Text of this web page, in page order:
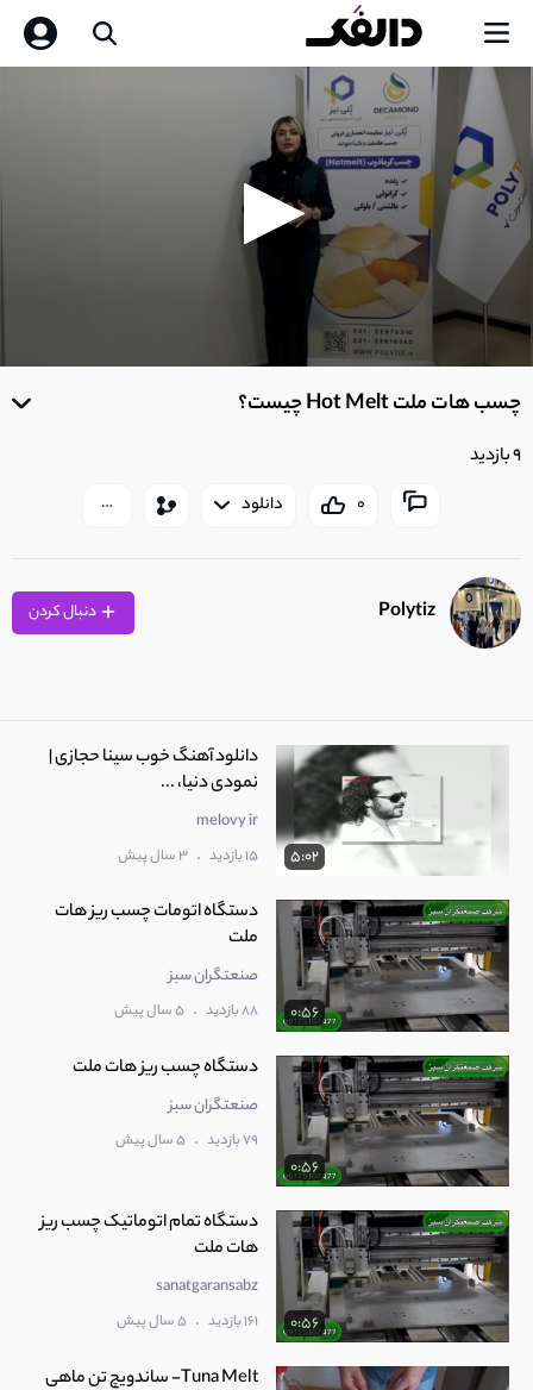
0
of چسب هات ملت Hot Melt چیست؟
9 بازدید
0 دانلود
Polytiz
5:02
دانلود آهنگ خوب سینا حجازی |
نمودی دنیا، ...
melovy ir
15 بازدید . 3 سال پیش
0:56
دستگاه اتومات چسب ریز هات
ملت
صنعتگران سبز
88 بازدید . 5 سال پیش
0:56
دستگاه چسب ریز هات ملت
صنعتگران سبز
79 بازدید . 5 سال پیش
0:56
دستگاه تمام اتوماتیک چسب ریز
هات ملت
sanatgaransabz
161 بازدید . 5 سال پیش
Tuna Melt- ساندویچ تن ماهی